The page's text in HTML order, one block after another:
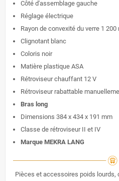
Côté d'assemblage gauche
Réglage électrique
Rayon de convexité du verre 1 200
Clignotant blanc
Coloris noir
Matière plastique ASA
Rétroviseur chauffant 12 V
Rétroviseur rabattable
Bras long
Dimensions 384 x 434 x 191 mm
Classe de rétroviseur II et IV
Marque MEKRA LANG
Pièces et accessoires poids lourds,